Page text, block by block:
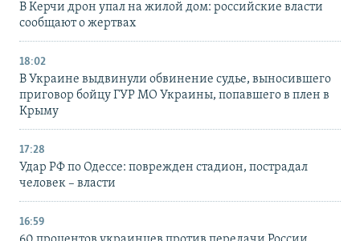
В Керчи дрон упал на жилой дом: российские власти
сообщают о жертвах
18:02
В Украине выдвинули обвинение судье, выносившего
приговор бойцу ГУР МО Украины, попавшего в плен в
Крыму
17:28
Удар РФ по Одессе: поврежден стадион, пострадал
человек – власти
16:59